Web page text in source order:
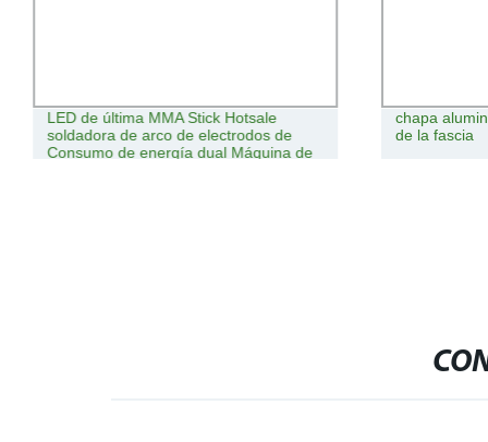
LED de última MMA Stick Hotsale
soldadora de arco de electrodos de
Consumo de energía dual Máquina de
chapa
de la fascia